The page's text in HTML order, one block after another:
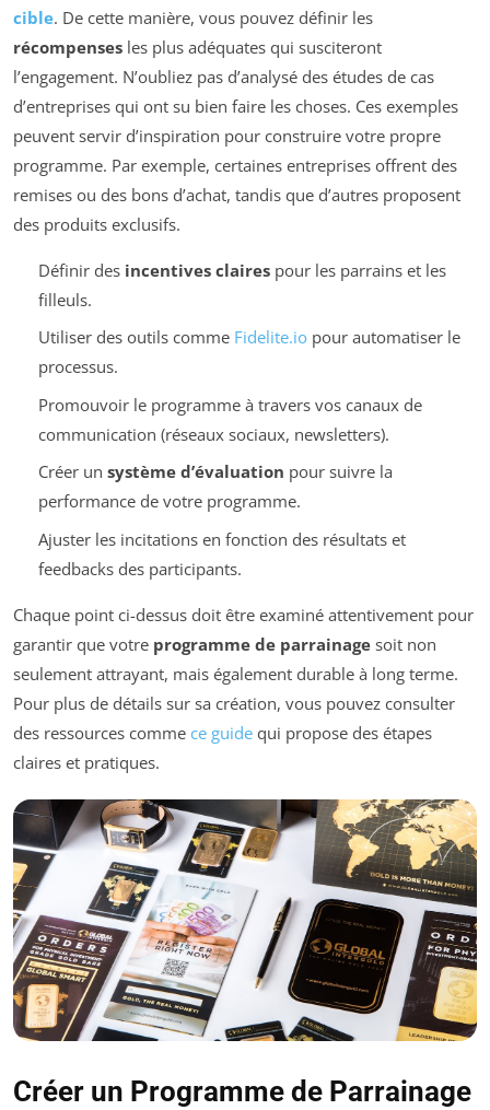
cible. De cette manière, vous pouvez définir les
récompenses les plus adéquates qui susciteront
l’engagement. N’oubliez pas d’analysé des études de cas
d’entreprises qui ont su bien faire les choses. Ces exemples
peuvent servir d’inspiration pour construire votre propre
programme. Par exemple, certaines entreprises offrent des
remises ou des bons d’achat, tandis que d’autres proposent
des produits exclusifs.
Définir des incentives clairespour les parrains et les
filleuls.
Utiliser des outils comme Fidelite.iopour automatiser le
processus.
Promouvoir le programme à travers vos canaux de
communication (réseaux sociaux, newsletters).
Créer un système d’évaluation pour suivre la
performance de votre programme.
Ajuster les incitations en fonction des résultats et
feedbacks des participants.
Chaque point ci-dessus doit être examiné attentivement pour
garantir que votre programme de parrainage soit non
seulement attrayant, mais également durable à long terme.
Pour plus de détails sur sa création, vous pouvez consulter
des ressources comme ce guide qui propose des étapes
claires et pratiques.
Créer un Programme de Parrainage